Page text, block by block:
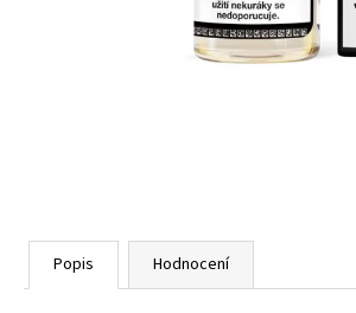
Popis Hodnocení